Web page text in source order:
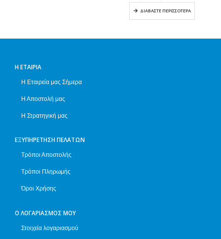
ΔΙΑΒΆΣΤΕ ΠΕΡΙΣΣΌΤΕΡΑ
Η ΕΤΑΙΡΊΑ
Η Εταιρεία μας Σήμερα
Η Αποστολή μας
Η Στρατηγική μας
ΕΞΥΠΗΡΈΤΗΣΗ ΠΕΛΑΤΏΝ
Τρόποι Αποστολής
Τρόποι Πληρωμής
Όροι Χρήσης
Ο ΛΟΓΑΡΙΑΣΜΌΣ ΜΟΥ
Στοιχεία λογαριασμού